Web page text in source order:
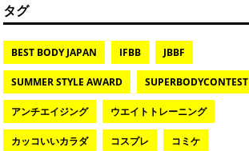
タグ
BEST BODY JAPAN IFBB JBBF
SUMMER STYLE AWARD SUPERBODYCONTEST
アンチエイジング ウエイトトレーニング
カッコいいカラダ コスプレ コミケ